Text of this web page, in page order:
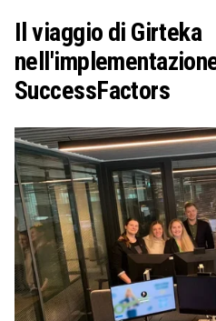
Il viaggio di Girteka
SuccessFactors